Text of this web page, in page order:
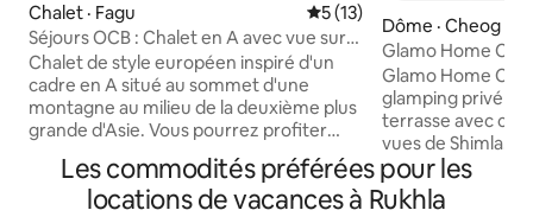
Chalet · Fagu Note moyenne de 5 sur 5,
5 (13)
Séjours OCB : Chalet en A avec vue sur
les étoiles
Chalet de style européen inspiré d'un
cadre en A situé au sommet d'une
montagne au milieu de la deuxième plus
grande d'Asie. Vous pourrez profiter
d'une vue imprenable sur le coucher du
soleil depuis le balcon du coucher du
soleil attaché à la chambre du rez-de-
Dôme · Cheog
Glamo Home
Séjour privé
Glamo Home
glamping privé
terrasse avec
vues de Shimla.
tout l'espace est
ce qui vous offre
confort complets. Profitez d'un
Les commodités préférées pour les
locations de vacances à Rukhla